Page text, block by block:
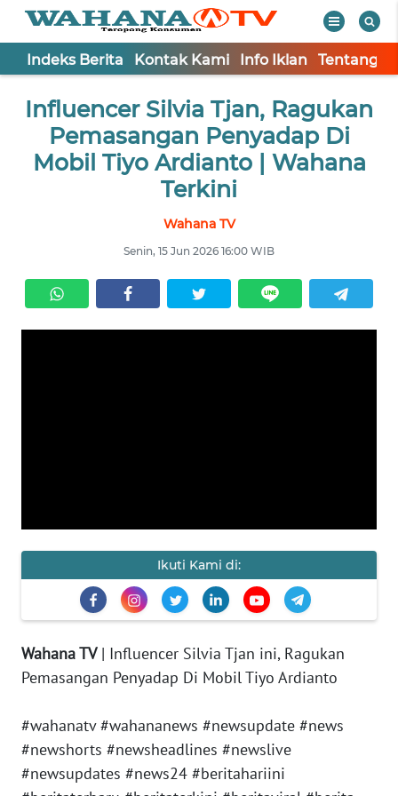
Indeks Berita Kontak Kami Info Iklan Tentang
Influencer Silvia Tjan, Ragukan
Pemasangan Penyadap Di
Mobil Tiyo Ardianto | Wahana
Terkini
Wahana TV
Senin, 15 Jun 2026 16:00 WIB
Ikuti Kami di:
Wahana TV| Influencer Silvia Tjan ini, Ragukan
Pemasangan Penyadap Di Mobil Tiyo Ardianto
#wahanatv #wahananews #newsupdate #news
#newshorts #newsheadlines #newslive
#newsupdates #news24 #beritahariini
TV
Tutup
Informasi
KAMI
Wahana
WN
SUMUT